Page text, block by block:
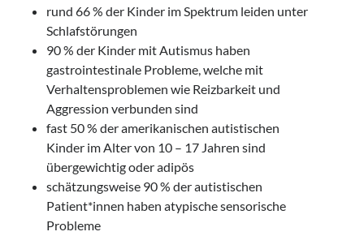
rund 66 % der Kinder im Spektrum leiden unter
Schlafstörungen
90 % der Kinder mit Autismus haben
gastrointestinale Probleme, welche mit
Verhaltensproblemen wie Reizbarkeit und
Aggression verbunden sind
fast 50 % der amerikanischen autistischen
Kinder im Alter von 10 – 17 Jahren sind
übergewichtig oder adipös
schätzungsweise 90 % der autistischen
Patient*innen haben atypische sensorische
Probleme